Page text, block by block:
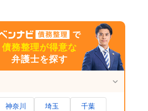
債務整理が得意な
弁護士を探す
神奈川 埼玉 千葉